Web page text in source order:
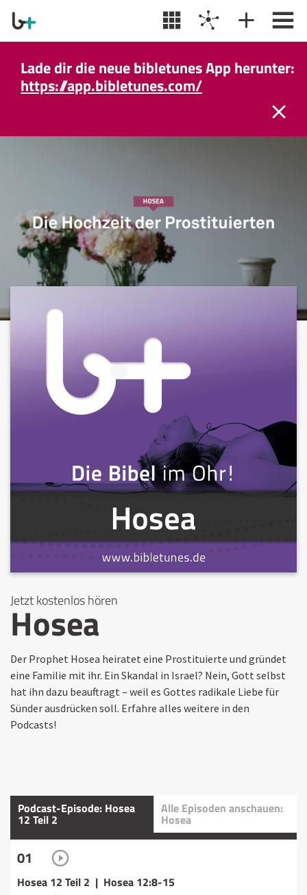
Lade dir die neue bibletunes App herunter:
https://app.bibletunes.com/
Jetzt kostenlos hören
Hosea
Der Prophet Hosea heiratet eine Prostituierte und gründet
eine Familie mit ihr. Ein Skandal in Israel? Nein, Gott selbst
hat ihn dazu beauftragt – weil es Gottes radikale Liebe für
Sünder ausdrücken soll. Erfahre alles weitere in den
Podcasts!
Podcast-Episode: Hosea
12 Teil 2
Alle Episoden anschauen:
Hosea
01
Hosea 12 Teil 2 | Hosea 12:8-15